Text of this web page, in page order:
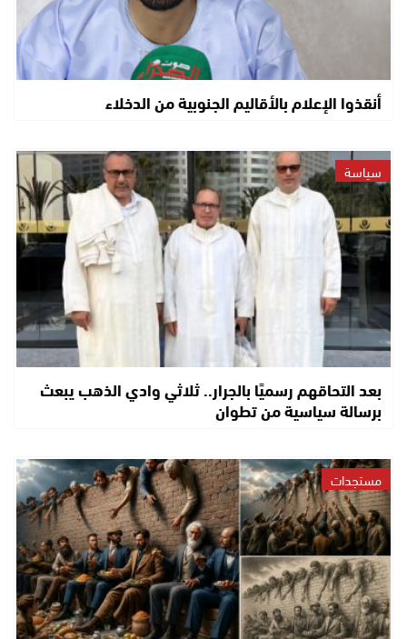
أنقذوا الإعلام بالأقاليم الجنوبية من الدخلاء
سياسة
بعد التحاقهم رسميًا بالجرار.. ثلاثي وادي الذهب يبعث
برسالة سياسية من تطوان
مستجدات